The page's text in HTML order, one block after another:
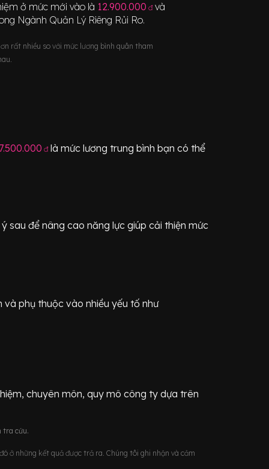
ở mức mới vào là 12.900.000 đ và
Ngành Quản Lý Riêng Rủi Ro.
rất nhiều so với mức lương bình quân tham
đlà mức lương trung bình bạn có thể
sau để nâng cao năng lực giúp cải thiện mức
và phụ thuộc vào nhiều yếu tố như
chuyên môn, quy mô công ty dựa trên
tra cứu.
ở những kết quả được trả ra. Chúng tôi ghi nhận và cảm